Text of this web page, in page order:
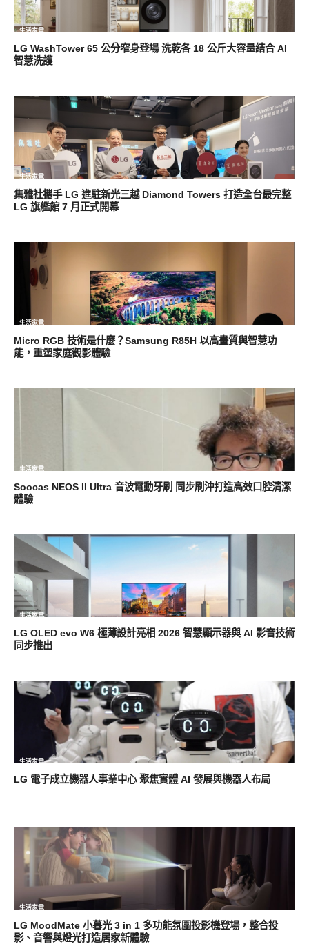
生活家電
LG WashTower 65 公分窄身登場 洗乾各 18 公斤大容量結合 AI
智慧洗護
生活家電
集雅社攜手 LG 進駐新光三越 Diamond Towers 打造全台最完整
LG 旗艦館 7 月正式開幕
生活家電
Micro RGB 技術是什麼？Samsung R85H 以高畫質與智慧功
能，重塑家庭觀影體驗
生活家電
Soocas NEOS II Ultra 音波電動牙刷 同步刷沖打造高效口腔清潔
體驗
生活家電
LG OLED evo W6 極薄設計亮相 2026 智慧顯示器與 AI 影音技術
同步推出
生活家電
LG 電子成立機器人事業中心 聚焦實體 AI 發展與機器人布局
生活家電
LG MoodMate 小暮光 3 in 1 多功能氛圍投影機登場，整合投
影、音響與燈光打造居家新體驗